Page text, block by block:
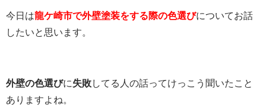
今日は龍ケ崎市で外壁塗装をする際の色選びについてお話
したいと思います。
外壁の色選びに失敗してる人の話ってけっこう聞いたこと
ありますよね。